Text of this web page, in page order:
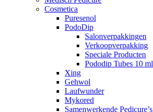
Cosmetica
Puresenol
PodoDip
Salonverpakkingen
Verkoopverpakking
Speciale Producten
Pododip Tubes 10 ml
Xing
Gehwol
Laufwunder
Mykored
Samenwerkende Pedicure’s